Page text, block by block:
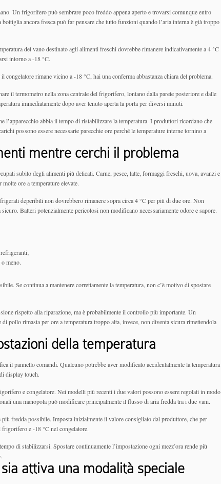
Un frigorifero può sembrare poco freddo appena aperto e trovarsi comunque entro
ancora fresca può far pensare che tutto funzioni quando l’aria interna è già troppo
del vano destinato agli alimenti freschi dovrebbe rimanere indicativamente a 4 °C
intorno a -18 °C.
rimane vicino a -18 °C, hai una conferma abbastanza chiara del problema.
il termometro nella zona centrale del frigorifero, lontano dalla parete posteriore e dalle
immediatamente dopo aver tenuto aperta la porta per diversi minuti.
l’apparecchio abbia il tempo di ristabilizzare la temperatura. I produttori ricordano che
possono essere necessarie parecchie ore perché le temperature interne tornino a
mentre cerchi il problema
subito degli alimenti più delicati. Carne, pesce, latte, formaggi freschi, uova, avanzi e
ore a temperature elevate.
deperibili non dovrebbero rimanere sopra circa 4 °C per più di due ore. Non
Batteri potenzialmente pericolosi non modificano necessariamente odore e sapore.
meno.
Se continua a mantenere correttamente la temperatura, non c’è motivo di spostare
rispetto alla riparazione, ma è probabilmente il controllo più importante. Un
pollo rimasta per ore a temperatura troppo alta, invece, non diventa sicura rimettendola
della temperatura
il pannello comandi. Qualcuno potrebbe aver modificato accidentalmente la temperatura
display touch.
e congelatore. Nei modelli più recenti i due valori possono essere regolati in modo
una manopola può modificare principalmente il flusso di aria fredda tra i due vani.
fredda possibile. Imposta inizialmente il valore consigliato dal produttore, che per
e -18 °C nel congelatore.
di stabilizzarsi. Spostare continuamente l’impostazione ogni mezz’ora rende più
attiva una modalità speciale